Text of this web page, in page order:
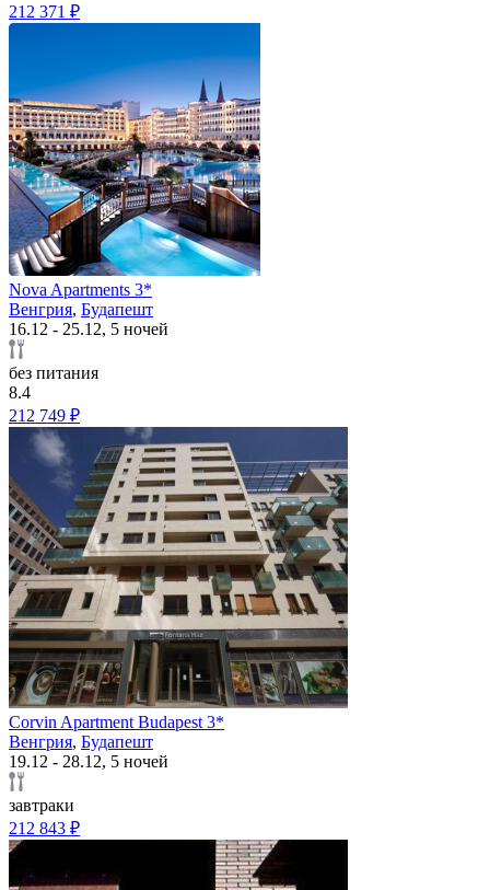
212 371 ₽
Nova Apartments 3*
Венгрия, Будапешт
16.12 - 25.12, 5 ночей
без питания
8.4
212 749 ₽
Corvin Apartment Budapest 3*
Венгрия, Будапешт
19.12 - 28.12, 5 ночей
завтраки
212 843 ₽